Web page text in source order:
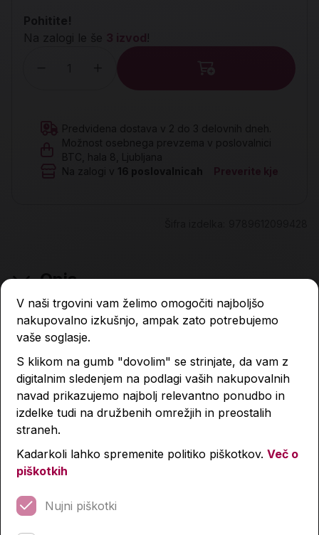
Pohitite!
Na zalogi le še 3 izvod!
Predvidena dostava v 2 do 3 delovnih dneh.
Možnost osebnega prevzema v poslovalnici
BTC, hala 8, Ljubljana
Na zalogi v 16 poslovalnicah Preverite kje
Opis
Podobni izdelki
-4 %
-4 %
V naši trgovini vam želimo omogočiti najboljšo
nakupovalno izkušnjo, ampak zato potrebujemo
vaše soglasje.
S klikom na gumb "dovolim" se strinjate, da vam z
digitalnim sledenjem na podlagi vaših nakupovalnih
navad prikazujemo najbolj relevantno ponudbo in
izdelke tudi na družbenih omrežjih in preostalih
straneh.
Kadarkoli lahko spremenite politiko piškotkov. Več o
piškotkih
Nujni piškotki